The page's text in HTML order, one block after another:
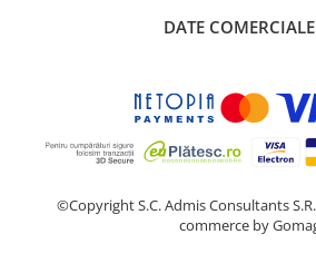
DATE COMERCIALE
©Copyright S.C. Admis Consultants
commerce by